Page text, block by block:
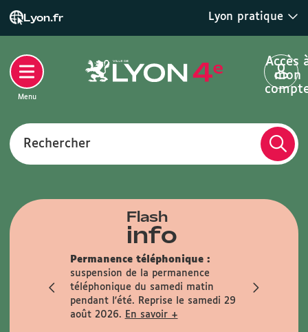
Lyon.fr Lyon pratique
Rechercher
Accès
mon
Menu
Flash
info
Permanence téléphonique :
suspension de la permanence
téléphonique du samedi matin
pendant l'été. Reprise le samedi 29
août 2026.
En savoir +
samedis 1